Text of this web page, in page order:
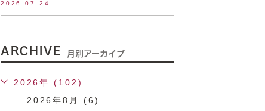
2026.07.24
ARCHIVE 月別アーカイブ
2026年 (102)
2026年8月 (6)